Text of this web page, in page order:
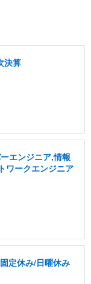
決算
エンジニア,情報
ワークエンジニア
定休み/日曜休み